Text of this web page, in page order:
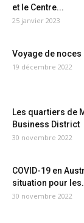
et le Centre...
25 janvier 2023
Voyage de
19 décembre 2022
Les quartiers de
Business District
30 novembre 2022
COVID-19 en
situation pour
30 novembre 2022